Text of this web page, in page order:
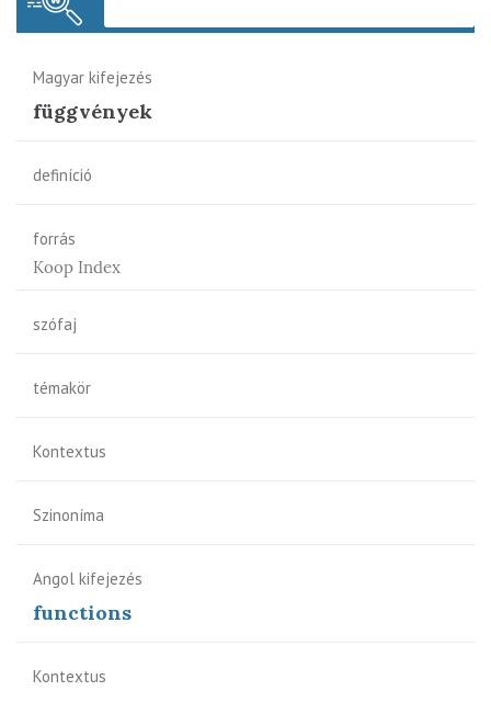
Magyar kifejezés
függvények
definíció
forrás
Koop Index
szófaj
témakör
Kontextus
Szinoníma
Angol kifejezés
functions
Kontextus